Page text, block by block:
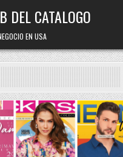
DEL CATALOGO
EN USA